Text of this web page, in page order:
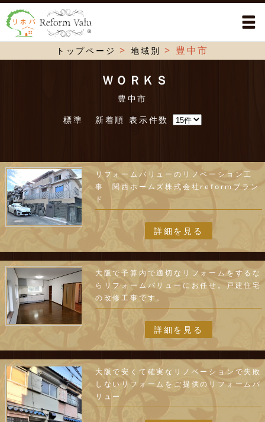
トップページ > 地域別 > 豊中市
ＷＯＲＫＳ
豊中市
標準
新着順 表示件数
リフォームバリューのリノベーション工
事 関西ホームズ株式会社reformブラン
ド
詳細を見る
大阪で予算内で適切なリフォームをするな
らリフォームバリューにお任せ。戸建住宅
の改修工事です。
詳細を見る
大阪で安くて確実なリノベーションで失敗
しないリフォームをご提供のリフォームバ
リュー